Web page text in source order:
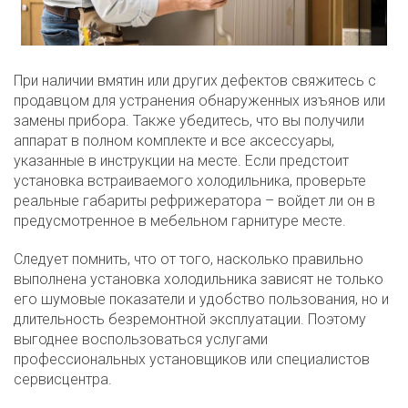
При наличии вмятин или других дефектов свяжитесь с
продавцом для устранения обнаруженных изъянов или
замены прибора. Также убедитесь, что вы получили
аппарат в полном комплекте и все аксессуары,
указанные в инструкции на месте. Если предстоит
установка встраиваемого холодильника, проверьте
реальные габариты рефрижератора – войдет ли он в
предусмотренное в мебельном гарнитуре месте.
Следует помнить, что от того, насколько правильно
выполнена установка холодильника зависят не только
его шумовые показатели и удобство пользования, но и
длительность безремонтной эксплуатации. Поэтому
выгоднее воспользоваться услугами
профессиональных установщиков или специалистов
сервисцентра.